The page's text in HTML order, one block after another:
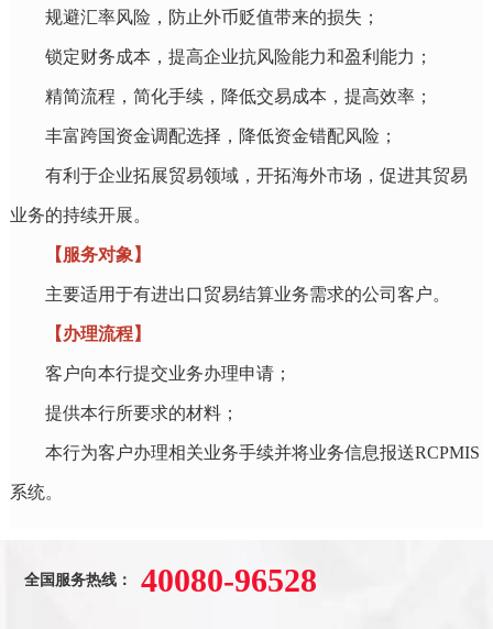
规避汇率风险，防止外币贬值带来的损失；
锁定财务成本，提高企业抗风险能力和盈利能力；
精简流程，简化手续，降低交易成本，提高效率；
丰富跨国资金调配选择，降低资金错配风险；
有利于企业拓展贸易领域，开拓海外市场，促进其贸易
业务的持续开展。
【服务对象】
主要适用于有进出口贸易结算业务需求的公司客户。
【办理流程】
客户向本行提交业务办理申请；
提供本行所要求的材料；
本行为客户办理相关业务手续并将业务信息报送RCPMIS
系统。
全国服务热线： 40080-96528